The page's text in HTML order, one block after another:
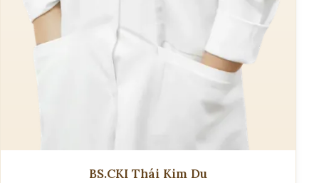
BS.CKI Thái Kim Du